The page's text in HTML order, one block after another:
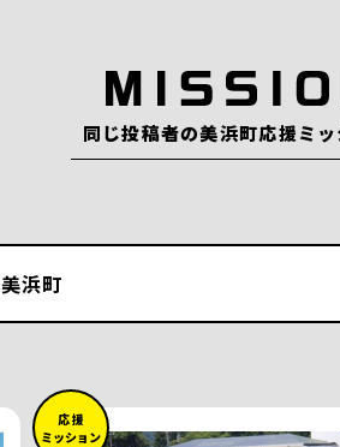
同じ投稿者の美浜町応援ミ
美浜町
応 援
ミッション